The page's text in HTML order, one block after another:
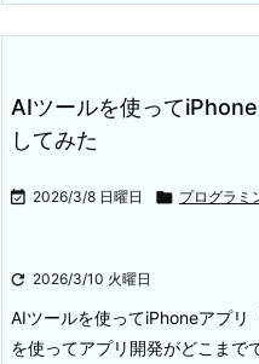
AIツールを使って
してみた
 2026/3/8 日曜日  プログラミ
 2026/3/10 火曜日
AIツールを使ってiPhoneアプリ
を使ってアプリ開発がどこまで